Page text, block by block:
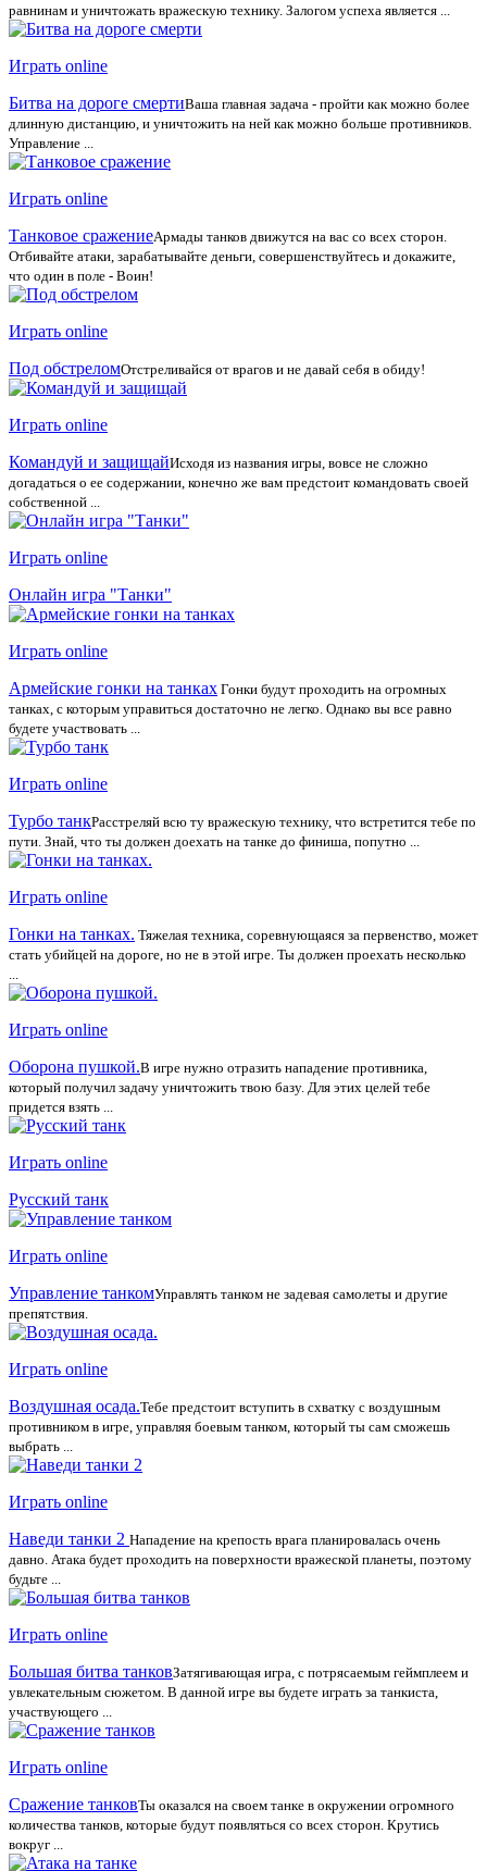
равнинам и уничтожать вражескую технику. Залогом успеха является ...
Играть online
Битва на дороге смертиВаша главная задача - пройти как можно более
длинную дистанцию, и уничтожить на ней как можно больше противников.
Управление ...
Играть online
Танковое сражениеАрмады танков движутся на вас со всех сторон.
Отбивайте атаки, зарабатывайте деньги, совершенствуйтесь и докажите,
что один в поле - Воин!
Играть online
Под обстреломОтстреливайся от врагов и не давай себя в обиду!
Играть online
Командуй и защищайИсходя из названия игры, вовсе не сложно
догадаться о ее содержании, конечно же вам предстоит командовать своей
собственной ...
Играть online
Онлайн игра "Танки"
Играть online
Армейские гонки на танках Гонки будут проходить на огромных
танках, с которым управиться достаточно не легко. Однако вы все равно
будете участвовать ...
Играть online
Турбо танкРасстреляй всю ту вражескую технику, что встретится тебе по
пути. Знай, что ты должен доехать на танке до финиша, попутно ...
Играть online
Гонки на танках. Тяжелая техника, соревнующаяся за первенство, может
стать убийцей на дороге, но не в этой игре. Ты должен проехать несколько
Играть online
Оборона пушкой.В игре нужно отразить нападение противника,
который получил задачу уничтожить твою базу. Для этих целей тебе
придется взять ...
Играть online
Русский танк
Играть online
Управление танкомУправлять танком не задевая самолеты и другие
препятствия.
Играть online
Воздушная осада.Тебе предстоит вступить в схватку с воздушным
противником в игре, управляя боевым танком, который ты сам сможешь
выбрать ...
Играть online
Наведи танки 2 Нападение на крепость врага планировалась очень
давно. Атака будет проходить на поверхности вражеской планеты, поэтому
будьте ...
Играть online
Большая битва танковЗатягивающая игра, с потрясаемым геймплеем и
увлекательным сюжетом. В данной игре вы будете играть за танкиста,
участвующего ...
Играть online
Сражение танковТы оказался на своем танке в окружении огромного
количества танков, которые будут появляться со всех сторон. Крутись
вокруг ...